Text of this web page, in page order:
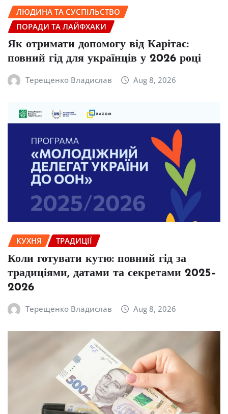
ЛЮДИНА ТА СУСПІЛЬСТВО
ПОРАДИ ТА ЛАЙФХАКИ
Як отримати допомогу від Карітас:
повний гід для українців у 2026 році
Терещенко Владислав Aug 8, 2026
КУХНЯ ТРАДИЦІЇ
Коли готувати кутю: повний гід за
традиціями, датами та секретами 2025–
2026
Терещенко Владислав Aug 8, 2026